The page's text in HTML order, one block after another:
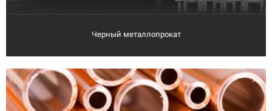
Черный металлопрокат